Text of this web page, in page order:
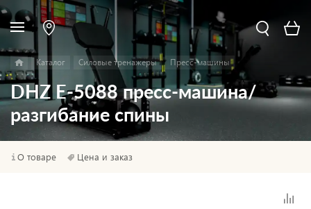
Каталог Силовые тренажеры Пресс-машины
DHZ E-5088 пресс-машина/
разгибание спины
О товаре Цена и заказ